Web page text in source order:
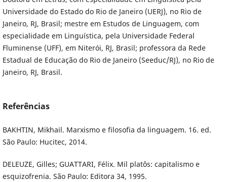
Universidade do Estado do Rio de Janeiro (UERJ), no Rio de
Janeiro, RJ, Brasil; mestre em Estudos de Linguagem, com
especialidade em Linguística, pela Universidade Federal
Fluminense (UFF), em Niterói, RJ, Brasil; professora da Rede
Estadual de Educação do Rio de Janeiro (Seeduc/RJ), no Rio de
Janeiro, RJ, Brasil.
Referências
BAKHTIN, Mikhail. Marxismo e filosofia da linguagem. 16. ed.
São Paulo: Hucitec, 2014.
DELEUZE, Gilles; GUATTARI, Félix. Mil platôs: capitalismo e
esquizofrenia. São Paulo: Editora 34, 1995.